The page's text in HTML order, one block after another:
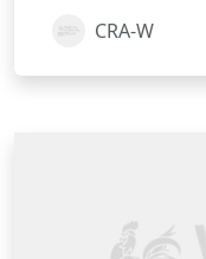
CRA-W